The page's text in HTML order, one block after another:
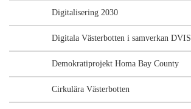
Digitalisering 2030
Digitala Västerbotten i samverkan DVIS
Demokratiprojekt Homa Bay County
Cirkulära Västerbotten